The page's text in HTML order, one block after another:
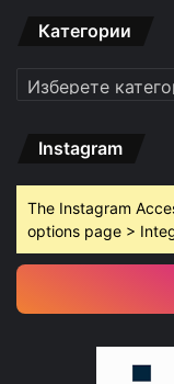
Категории
Категории
Instagram
The Instagram
options page >